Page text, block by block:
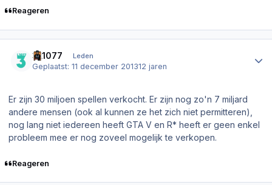
Reageren
3L1077 Leden
Geplaatst:11 december 201312 jaren
Er zijn 30 miljoen spellen verkocht. Er zijn nog zo'n 7 miljard
andere mensen (ook al kunnen ze het zich niet permitteren),
nog lang niet iedereen heeft GTA V en R* heeft er geen enkel
probleem mee er nog zoveel mogelijk te verkopen.
Reageren